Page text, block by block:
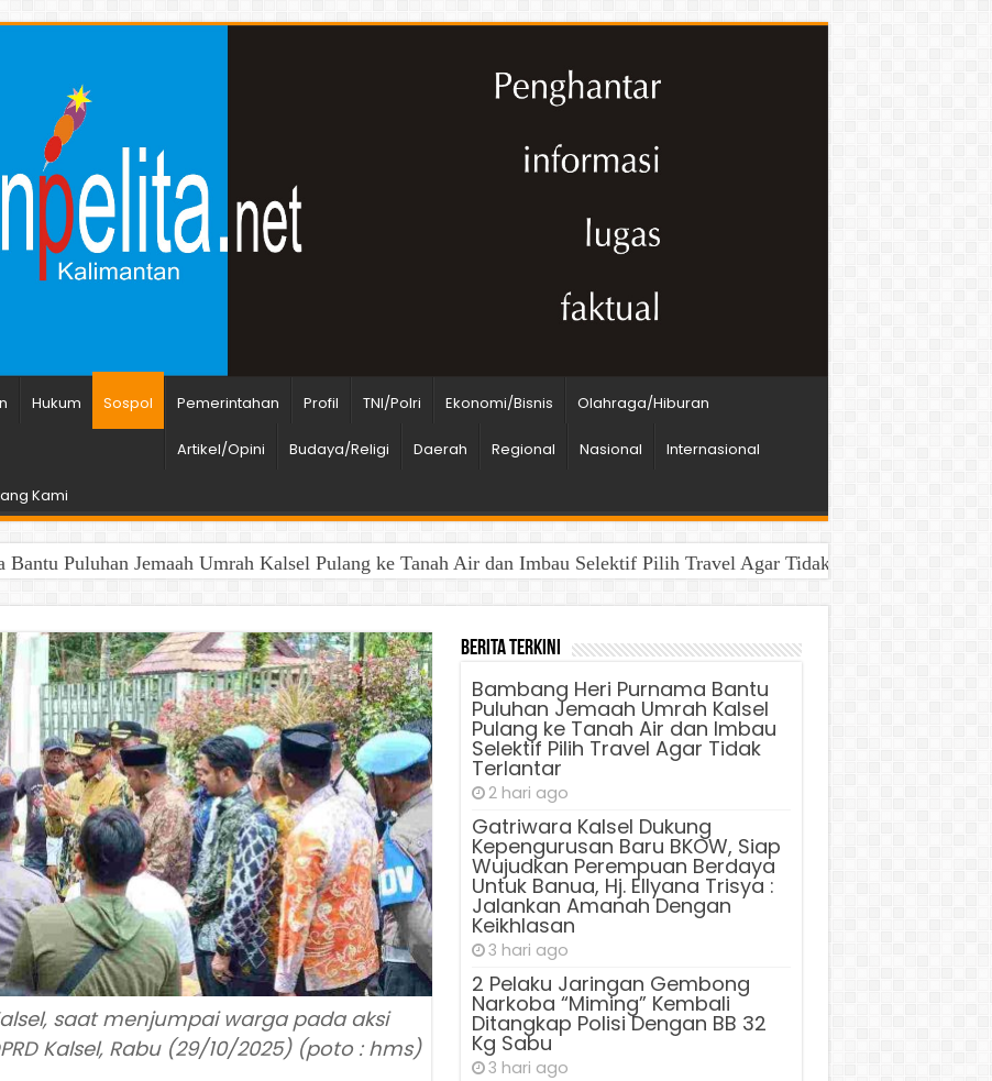
Hukum Sospol Pemerintahan Profil TNI/Polri Ekonomi/Bisnis Olahraga/Hiburan
Artikel/Opini Budaya/Religi Daerah Regional Nasional Internasional
Kami
Bantu Puluhan Jemaah Umrah Kalsel Pulang ke Tanah Air dan Imbau Selektif Pilih Travel Agar Tidak Terlantar
saat menjumpai warga pada aksi
Kalsel, Rabu (29/10/2025) (poto : hms)
Berita Terkini
Bambang Heri Purnama Bantu
Puluhan Jemaah Umrah Kalsel
Pulang ke Tanah Air dan Imbau
Selektif Pilih Travel Agar Tidak
Terlantar
2 hari ago
Gatriwara Kalsel Dukung
Kepengurusan Baru BKOW, Siap
Wujudkan Perempuan Berdaya
Untuk Banua, Hj. Ellyana Trisya :
Jalankan Amanah Dengan
Keikhlasan
3 hari ago
2 Pelaku Jaringan Gembong
Narkoba “Miming” Kembali
Ditangkap Polisi Dengan BB 32
Kg Sabu
3 hari ago